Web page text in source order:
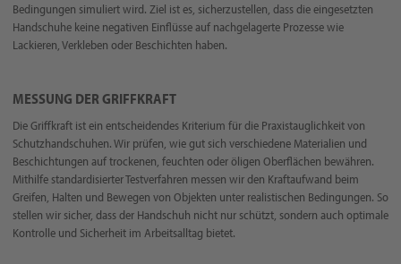
Bedingungen simuliert wird. Ziel ist es, sicherzustellen, dass die eingesetzten
Handschuhe keine negativen Einflüsse auf nachgelagerte Prozesse wie
Lackieren, Verkleben oder Beschichten haben.
MESSUNG DER GRIFFKRAFT
Die Griffkraft ist ein entscheidendes Kriterium für die Praxistauglichkeit von
Schutzhandschuhen. Wir prüfen, wie gut sich verschiedene Materialien und
Beschichtungen auf trockenen, feuchten oder öligen Oberflächen bewähren.
Mithilfe standardisierter Testverfahren messen wir den Kraftaufwand beim
Greifen, Halten und Bewegen von Objekten unter realistischen Bedingungen. So
stellen wir sicher, dass der Handschuh nicht nur schützt, sondern auch optimale
Kontrolle und Sicherheit im Arbeitsalltag bietet.